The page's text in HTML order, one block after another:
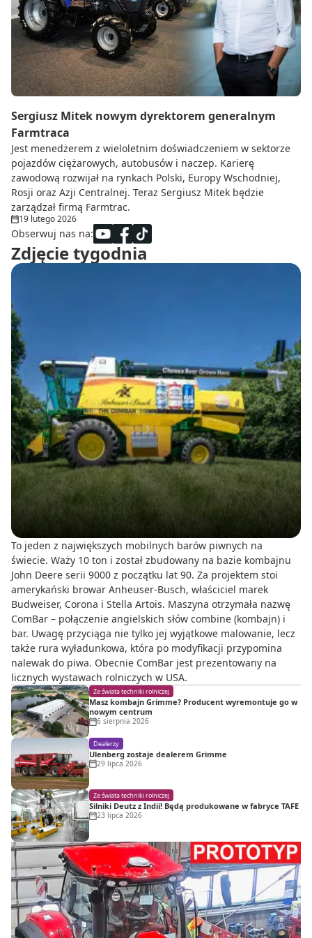
Do zbioru
Rolnictwo precyzyjne
Dealerzy
Ze świata techniki rolniczej
Sergiusz Mitek nowym dyrektorem generalnym
Farmtraca
Jest menedżerem z wieloletnim doświadczeniem w sektorze
pojazdów ciężarowych, autobusów i naczep. Karierę
zawodową rozwijał na rynkach Polski, Europy Wschodniej,
Rosji oraz Azji Centralnej. Teraz Sergiusz Mitek będzie
zarządzał firmą Farmtrac.
19 lutego 2026
Obserwuj nas na:
Zdjęcie tygodnia
To jeden z największych mobilnych barów piwnych na
świecie. Waży 10 ton i został zbudowany na bazie kombajnu
John Deere serii 9000 z początku lat 90. Za projektem stoi
amerykański browar Anheuser-Busch, właściciel marek
Budweiser, Corona i Stella Artois. Maszyna otrzymała nazwę
ComBar – połączenie angielskich słów combine (kombajn) i
bar. Uwagę przyciąga nie tylko jej wyjątkowe malowanie, lecz
także rura wyładunkowa, która po modyfikacji przypomina
nalewak do piwa. Obecnie ComBar jest prezentowany na
licznych wystawach rolniczych w USA.
Ze świata techniki rolniczej
Masz kombajn Grimme? Producent wyremontuje go w
nowym centrum
6 sierpnia 2026
Dealerzy
Ulenberg zostaje dealerem Grimme
29 lipca 2026
Ze świata techniki rolniczej
Silniki Deutz z Indii! Będą produkowane w fabryce TAFE
23 lipca 2026